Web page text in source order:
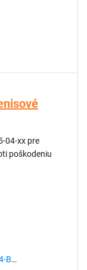
04-xx pre
poškodeniu
B